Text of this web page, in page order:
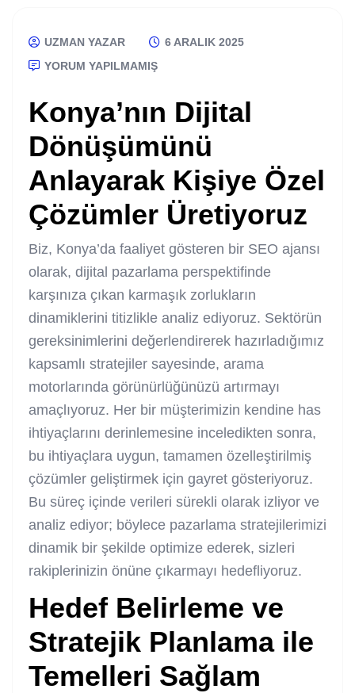
UZMAN YAZAR
6 ARALIK 2025
YORUM YAPILMAMIŞ
Konya’nın Dijital
Dönüşümünü
Anlayarak Kişiye Özel
Çözümler Üretiyoruz
Biz, Konya’da faaliyet gösteren bir SEO ajansı
olarak, dijital pazarlama perspektifinde
karşınıza çıkan karmaşık zorlukların
dinamiklerini titizlikle analiz ediyoruz. Sektörün
gereksinimlerini değerlendirerek hazırladığımız
kapsamlı stratejiler sayesinde, arama
motorlarında görünürlüğünüzü artırmayı
amaçlıyoruz. Her bir müşterimizin kendine has
ihtiyaçlarını derinlemesine inceledikten sonra,
bu ihtiyaçlara uygun, tamamen özelleştirilmiş
çözümler geliştirmek için gayret gösteriyoruz.
Bu süreç içinde verileri sürekli olarak izliyor ve
analiz ediyor; böylece pazarlama stratejilerimizi
dinamik bir şekilde optimize ederek, sizleri
rakiplerinizin önüne çıkarmayı hedefliyoruz.
Hedef Belirleme ve
Stratejik Planlama ile
Temelleri Sağlam